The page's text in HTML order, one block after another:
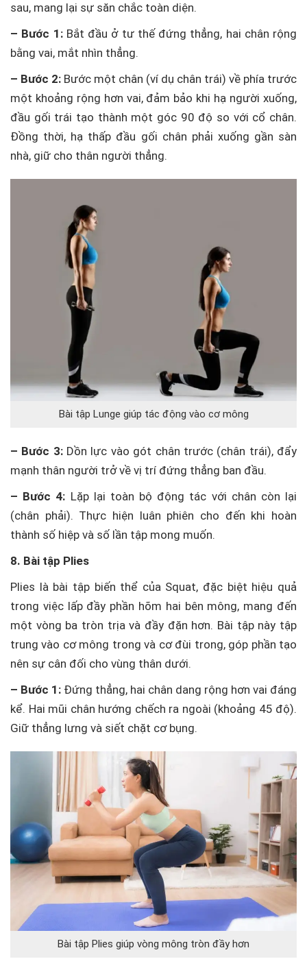
sau, mang lại sự săn chắc toàn diện.
– Bước 1:Bắt đầu ở tư thế đứng thẳng, hai chân rộng
bằng vai, mắt nhìn thẳng.
– Bước 2: Bước một chân (ví dụ chân trái) về phía trước
một khoảng rộng hơn vai, đảm bảo khi hạ người xuống,
đầu gối trái tạo thành một góc 90 độ so với cổ chân.
Đồng thời, hạ thấp đầu gối chân phải xuống gần sàn
nhà, giữ cho thân người thẳng.
Bài tập Lunge giúp tác động vào cơ mông
– Bước 3:Dồn lực vào gót chân trước (chân trái), đẩy
mạnh thân người trở về vị trí đứng thẳng ban đầu.
– Bước 4: Lặp lại toàn bộ động tác với chân còn lại
(chân phải). Thực hiện luân phiên cho đến khi hoàn
thành số hiệp và số lần tập mong muốn.
8. Bài tập Plies
Plies là bài tập biến thể của Squat, đặc biệt hiệu quả
trong việc lấp đầy phần hõm hai bên mông, mang đến
một vòng ba tròn trịa và đầy đặn hơn. Bài tập này tập
trung vào cơ mông trong và cơ đùi trong, góp phần tạo
nên sự cân đối cho vùng thân dưới.
– Bước 1: Đứng thẳng, hai chân dang rộng hơn vai đáng
kể. Hai mũi chân hướng chếch ra ngoài (khoảng 45 độ).
Giữ thẳng lưng và siết chặt cơ bụng.
Bài tập Plies giúp vòng mông tròn đầy hơn